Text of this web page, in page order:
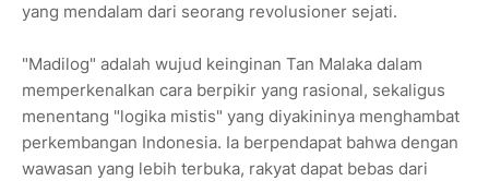
yang mendalam dari seorang revolusioner sejati.
"Madilog" adalah wujud keinginan Tan Malaka dalam
memperkenalkan cara berpikir yang rasional, sekaligus
menentang "logika mistis" yang diyakininya menghambat
perkembangan Indonesia. Ia berpendapat bahwa dengan
wawasan yang lebih terbuka, rakyat dapat bebas dari